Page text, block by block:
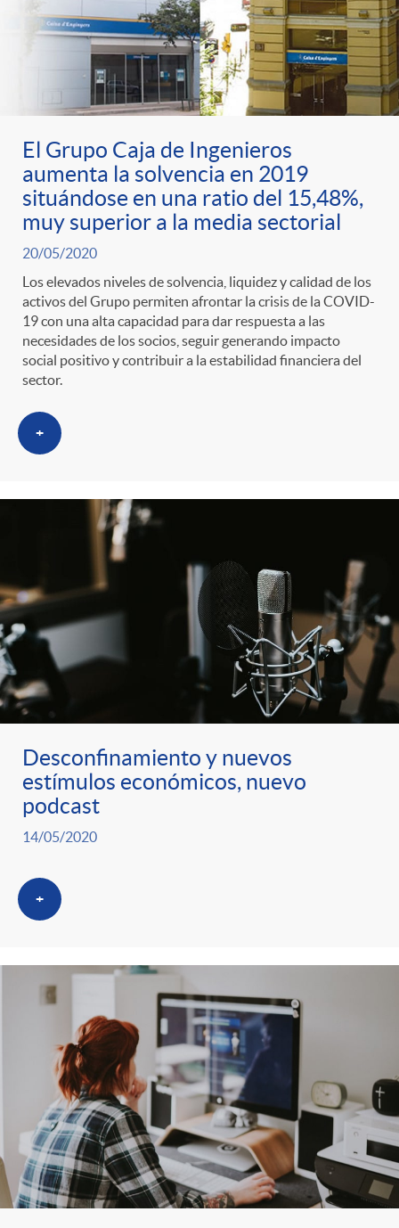
El Grupo Caja de Ingenieros
aumenta la solvencia en 2019
situándose en una ratio del 15,48%,
muy superior a la media sectorial
20/05/2020
Los elevados niveles de solvencia, liquidez y calidad de los
activos del Grupo permiten afrontar la crisis de la COVID-
19 con una alta capacidad para dar respuesta a las
necesidades de los socios, seguir generando impacto
social positivo y contribuir a la estabilidad financiera del
sector.
+
Desconfinamiento y nuevos
estímulos económicos, nuevo
podcast
14/05/2020
+